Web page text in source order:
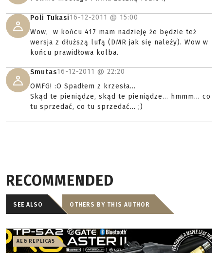
Poli Tukasi16-12-2011 @ 15:00
Wow, w końcu 417 mam nadzieję że będzie też
wersja z dłuższą lufą (DMR jak się należy). Wow w
końcu prawidłowa kolba.
Smutas16-12-2011 @ 22:20
OMFG! :O Spadłem z krzesła...
Skąd te pieniądze, skąd te pieniądze... hmmm... co
tu sprzedać, co tu sprzedać... ;)
RECOMMENDED
SEE ALSO OTHERS BY THIS AUTHOR
AEG REPLICAS